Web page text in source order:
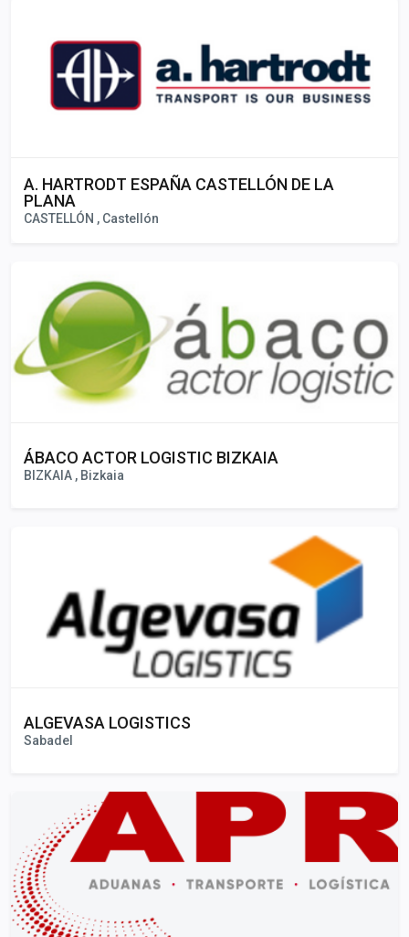
A. HARTRODT ESPAÑA CASTELLÓN DE LA
PLANA
CASTELLÓN , Castellón
ÁBACO ACTOR LOGISTIC BIZKAIA
BIZKAIA , Bizkaia
ALGEVASA LOGISTICS
Sabadel